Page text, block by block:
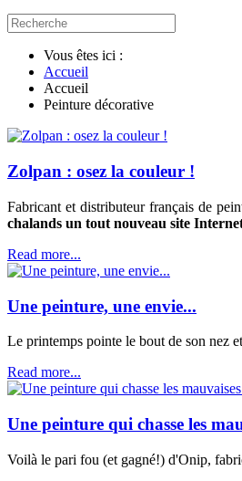
Vous êtes ici :
Accueil
Accueil
Peinture décorative
Zolpan : osez la couleur !
Fabricant et distributeur français de
chalands un tout nouveau site
Read more...
Une peinture, une envie...
Le printemps pointe le bout de son nez
Read more...
Une peinture qui chasse les
Voilà le pari fou (et gagné!) d'Onip,